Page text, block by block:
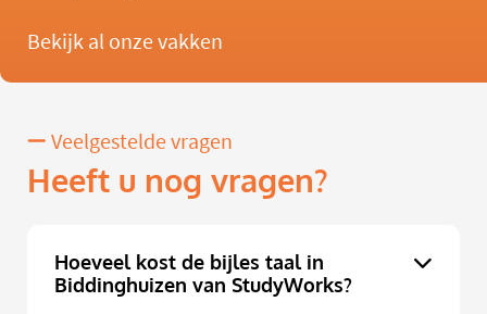
Bekijk al onze vakken
Veelgestelde vragen
Heeft u nog vragen?
Hoeveel kost de bijles taal in
Biddinghuizen van StudyWorks?